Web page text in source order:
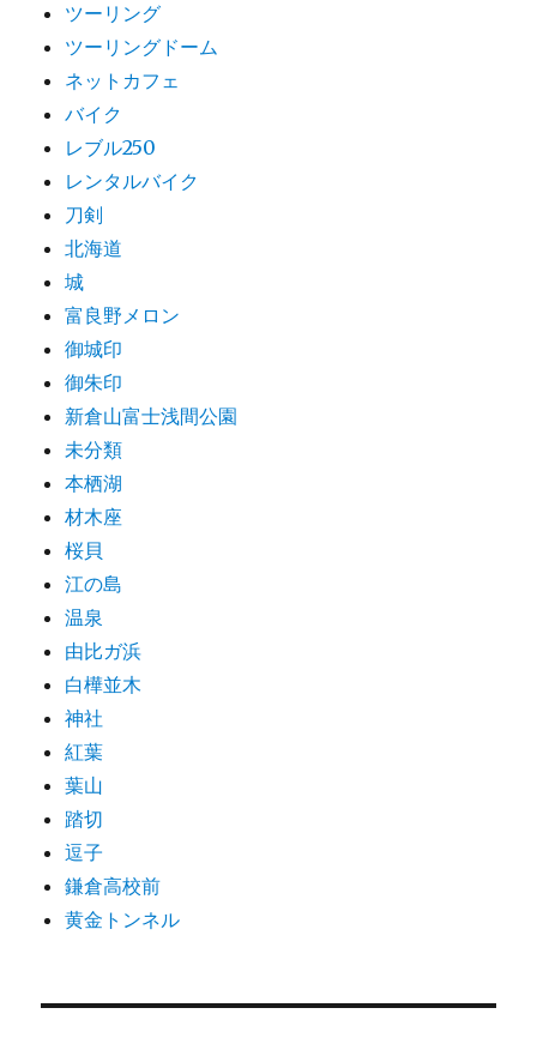
ツーリング
ツーリングドーム
ネットカフェ
バイク
レブル250
レンタルバイク
刀剣
北海道
城
富良野メロン
御城印
御朱印
新倉山富士浅間公園
未分類
本栖湖
材木座
桜貝
江の島
温泉
由比ガ浜
白樺並木
神社
紅葉
葉山
踏切
逗子
鎌倉高校前
黄金トンネル